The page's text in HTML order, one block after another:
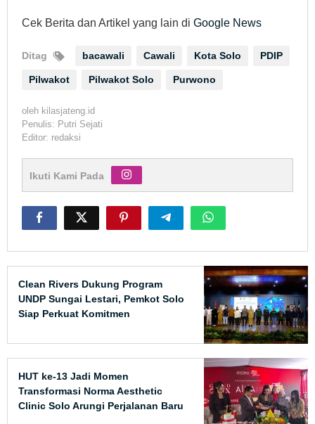
Cek Berita dan Artikel yang lain di Google News
Ditag bacawali Cawali Kota Solo PDIP
Pilwakot Pilwakot Solo Purwono
oleh kilasjateng.id
Penulis: Putri Sejati
Editor: redaksi
Ikuti Kami Pada
Clean Rivers Dukung Program
UNDP Sungai Lestari, Pemkot Solo
Siap Perkuat Komitmen
HUT ke-13 Jadi Momen
Transformasi Norma Aesthetic
Clinic Solo Arungi Perjalanan Baru